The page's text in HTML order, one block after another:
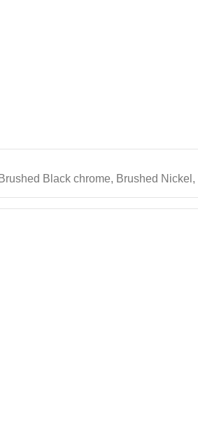
Brushed Black chrome, Brushed Nickel ,